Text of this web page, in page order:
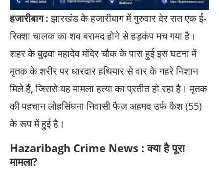
हजारीबाग :झारखंड के हजारीबाग में गुरुवार देर रात एक ई-
रिक्शा चालक का शव बरामद होने से हड़कंप मच गया है।
शहर के बुढ़वा महादेव मंदिर चौक के पास हुई इस घटना में
मृतक के शरीर पर धारदार हथियार से वार के गहरे निशान
मिले हैं, जिससे यह मामला हत्या का प्रतीत हो रहा है। मृतक
की पहचान लोहसिंघना निवासी फैज अहमद उर्फ कैश (55)
के रूप में हुई है।
Hazaribagh Crime News : क्या है पूरा
मामला?